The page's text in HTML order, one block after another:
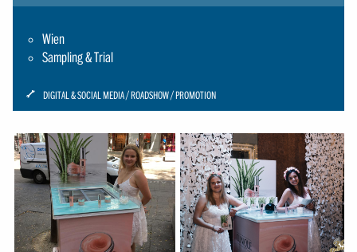
Wien
Sampling & Trial
ICON:
SCHRAUBENSCHLUESSEL-
DIGITAL & SOCIAL MEDIA ROADSHOW PROMOTION